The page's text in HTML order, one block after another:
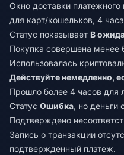
Окно доставки
для карт/кошельков, 4
Статус показывает В
Покупка совершена менее
Использовалась
Действуйте немедленно,
Прошло более 4 часов для
Статус Ошибка, но деньги
Подтверждено
Запись о транзакции
подтвержденный платеж.